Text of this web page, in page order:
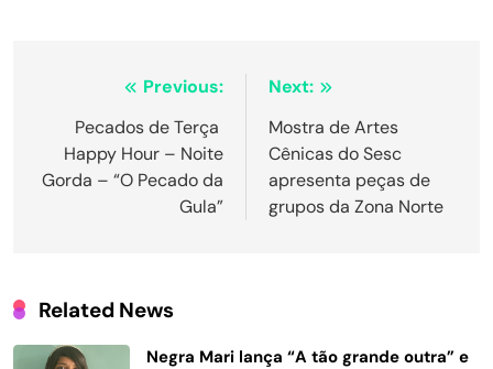
Navegação
Post
Previous:
Pecados de Terça
Happy Hour – Noite
Gorda – “O Pecado da
Gula”
Next:
Mostra de Artes
Cênicas do Sesc
apresenta peças de
grupos da Zona Norte
Related News
Negra Mari lança “A tão grande outra” e